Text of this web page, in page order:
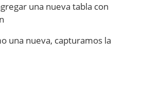
una nueva tabla con
una nueva, capturamos la